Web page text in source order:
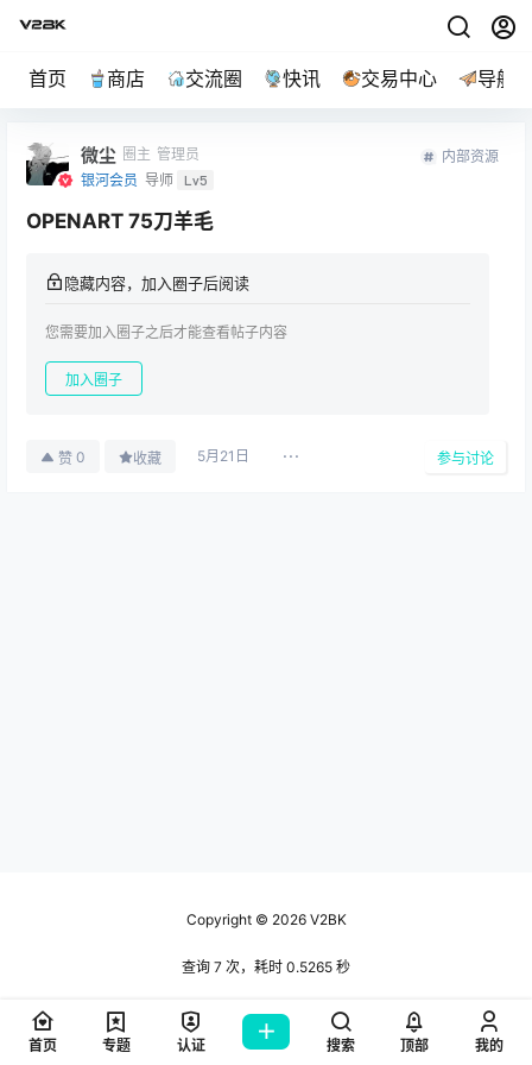
首页 商店 交流圈 快讯 交易中心 导航
微尘 圈主 管理员
银河会员 导师 Lv5
内部资源
OPENART 75刀羊毛
隐藏内容，加入圈子后阅读
您需要加入圈子之后才能查看帖子内容
加入圈子
赞 0 收藏 5月21日 参与讨论
Copyright © 2026V2BK
查询 7 次，耗时 0.5265 秒
首页 专题 认证 搜索 顶部 我的